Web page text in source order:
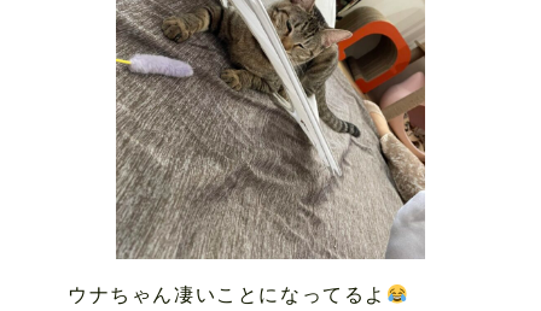
ウナちゃん凄いことになってるよ